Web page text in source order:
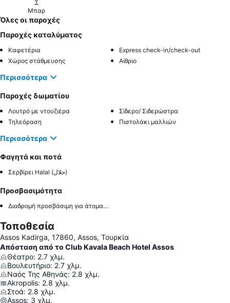
Μπαρ
Όλες οι παροχές
Παροχές καταλύματος
Καφετέρια
Express check-in/check-out
Χώρος στάθμευσης
Αίθριο
Περισσότερα
Παροχές δωματίου
Λουτρό με ντουζιέρα
Σίδερο/ Σιδερώστρα
Τηλεόραση
Πιστολάκι μαλλιών
Περισσότερα
Φαγητά και ποτά
Σερβίρει Halal (حلال)
Προσβασιμότητα
Διαδρομή προσβάσιμη για άτομα με αναπηρία
Τοποθεσία
Assos Kadirga, 17860, Assos, Τουρκία
Απόσταση από το Club Kavala Beach Hotel Assos
Θέατρο: 2.7 χλμ.
Βουλευτήριο: 2.7 χλμ.
Ναός Της Αθηνάς: 2.8 χλμ.
Akropolis: 2.8 χλμ.
Στοά: 2.8 χλμ.
Assos: 3 χλμ.